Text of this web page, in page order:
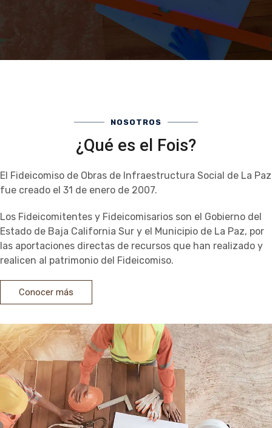
NOSOTROS
¿Qué es el Fois?
El Fideicomiso de Obras de Infraestructura Social de La Paz
fue creado el 31 de enero de 2007.
Los Fideicomitentes y Fideicomisarios son el Gobierno del
Estado de Baja California Sur y el Municipio de La Paz, por
las aportaciones directas de recursos que han realizado y
realicen al patrimonio del Fideicomiso.
Conocer más